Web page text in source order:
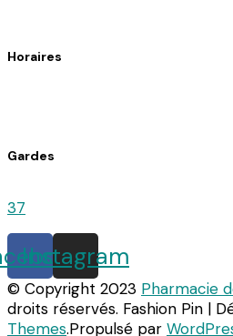
Horaires
Gardes
37
Instagram
© Copyright 2023 Pharmacie
droits réservés. Fashion Pin |
Themes.Propulsé par